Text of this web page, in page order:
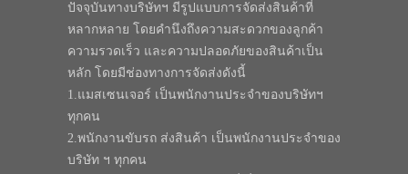
ปัจจุบันทางบริษัทฯ มีรูปแบบการจัดส่งสินค้าที่
หลากหลาย โดยคำนึงถึงความสะดวกของลูกค้า
ความรวดเร็ว และความปลอดภัยของสินค้าเป็น
หลัก โดยมีช่องทางการจัดส่งดังนี้
1.แมสเซนเจอร์ เป็นพนักงานประจำของบริษัทฯ
ทุกคน
2.พนักงานขับรถ ส่งสินค้า เป็นพนักงานประจำของ
บริษัท ฯ ทุกคน